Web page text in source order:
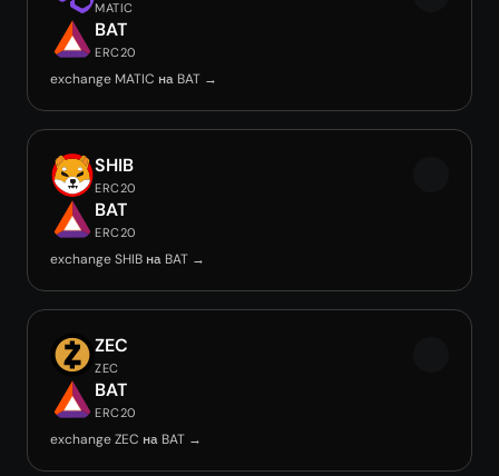
MATIC
BAT
ERC20
exchange MATIC на BAT →
SHIB
ERC20
BAT
ERC20
exchange SHIB на BAT →
ZEC
ZEC
BAT
ERC20
exchange ZEC на BAT →